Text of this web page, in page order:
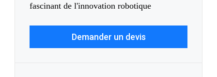
fascinant de l'innovation robotique
Demander un devis